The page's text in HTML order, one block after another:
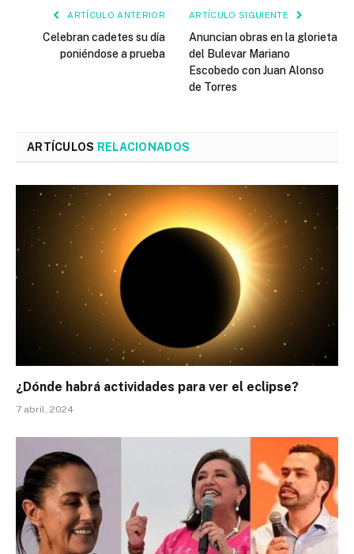
ARTÍCULO ANTERIOR
Celebran cadetes su día
poniéndose a prueba
ARTÍCULO SIGUIENTE
Anuncian obras en la glorieta
del Bulevar Mariano
Escobedo con Juan Alonso
de Torres
ARTÍCULOS RELACIONADOS
¿Dónde habrá actividades para ver el eclipse?
7 abril, 2024